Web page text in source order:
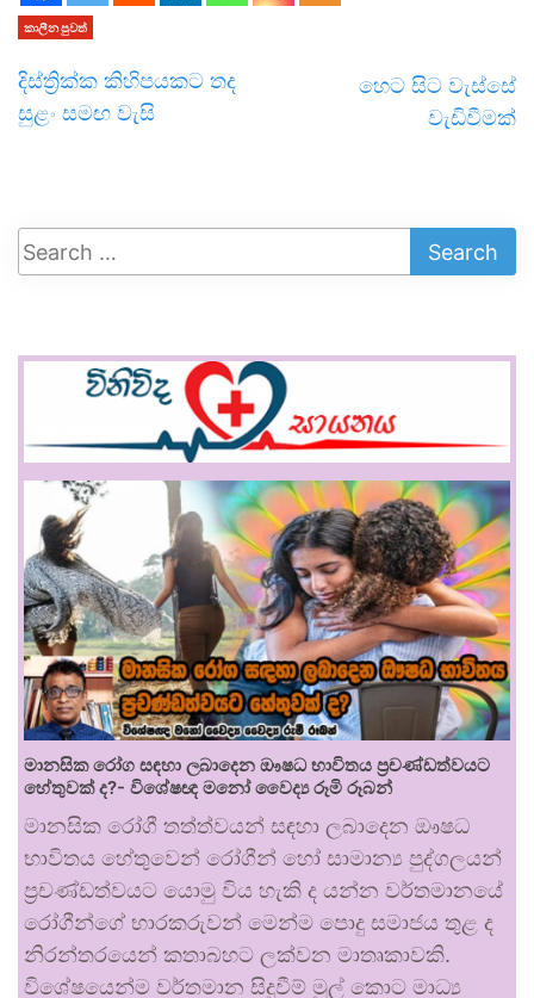
කාලීන පුවත්
දිස්ත්‍රික්ක කිහිපයකට තද
සුළං සමඟ වැසි
හෙට සිට වැස්සේ
වැඩිවීමක්
මානසික රෝග සඳහා ලබාදෙන ඖෂධ භාවිතය ප්‍රචණ්ඩත්වයට
හේතුවක් ද?- විශේෂඥ මනෝ වෛද්‍ය රූමි රූබන්
මානසික රෝගී තත්ත්වයන් සඳහා ලබාදෙන ඖෂධ
භාවිතය හේතුවෙන් රෝගීන් හෝ සාමාන්‍ය පුද්ගලයන්
ප්‍රචණ්ඩත්වයට යොමු විය හැකි ද යන්න වර්තමානයේ
රෝගීන්ගේ භාරකරුවන් මෙන්ම පොදු සමාජය තුළ ද
නිරන්තරයෙන් කතාබහට ලක්වන මාතෘකාවකි.
විශේෂයෙන්ම වර්තමාන සිදුවීම් මුල් කොට මාධ්‍ය